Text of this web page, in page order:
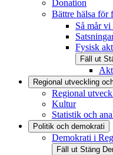
Donation
Bättre hälsa för
Så mår vi
Fysisk
Fäll ut
Regional utveckling
Regional
Kultur
Statistik och
Politik och demokrati
Demokrati i
Fäll ut Stäng